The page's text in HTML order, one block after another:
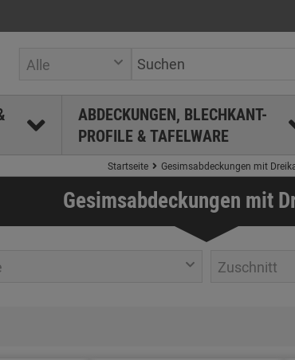
Alle
ABDECKUNGEN, BLECHKANT-
PROFILE & TAFELWARE
Startseite Gesimsabdeckungen mit
Gesimsabdeckungen mit
Zuschnitt